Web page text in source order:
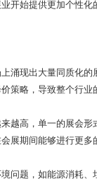
开始提供更加个性
涌现出大量同质化
策略，导致整个行业
越高，单一的展会
展期间能够进行更多
问题，如能源消耗、